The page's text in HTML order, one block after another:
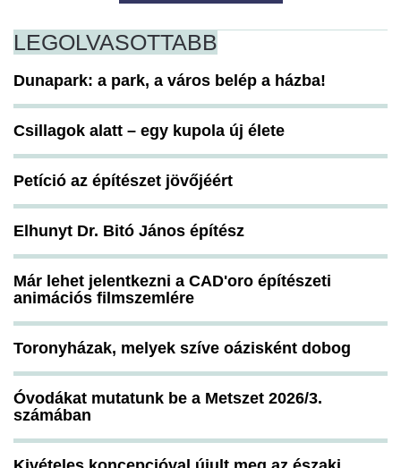
LEGOLVASOTTABB
Dunapark: a park, a város belép a házba!
Csillagok alatt – egy kupola új élete
Petíció az építészet jövőjéért
Elhunyt Dr. Bitó János építész
Már lehet jelentkezni a CAD'oro építészeti
animációs filmszemlére
Toronyházak, melyek szíve oázisként dobog
Óvodákat mutatunk be a Metszet 2026/3.
számában